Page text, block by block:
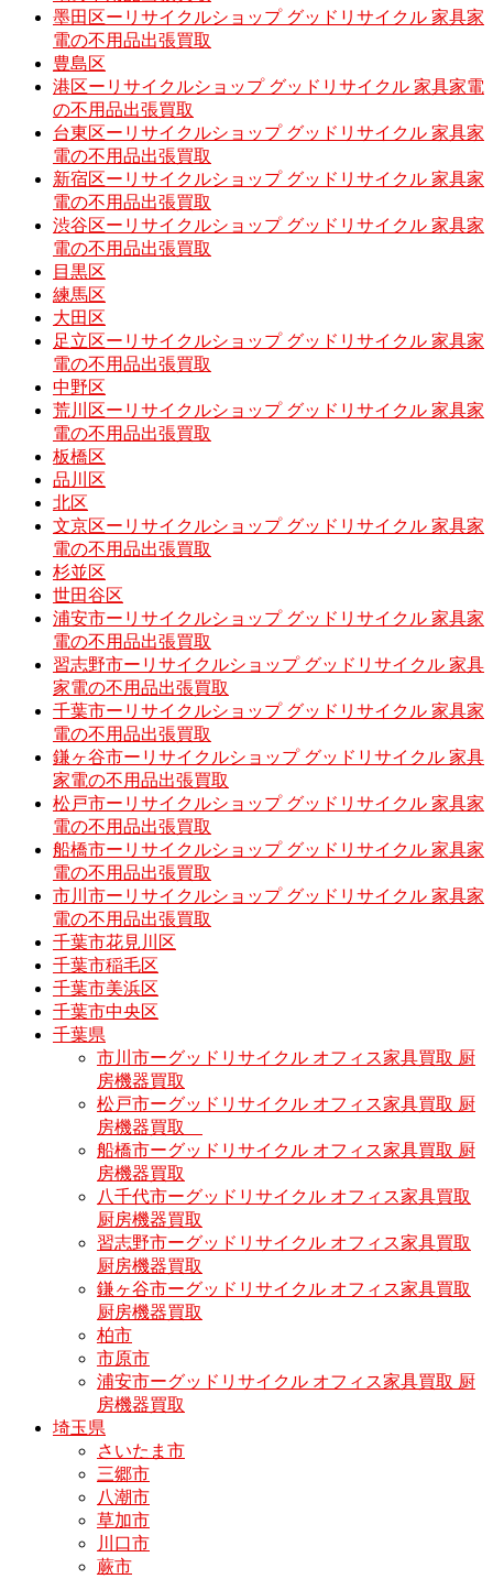
墨田区ーリサイクルショップ グッドリサイクル 家具家
電の不用品出張買取
豊島区
港区ーリサイクルショップ グッドリサイクル 家具家電
の不用品出張買取
台東区ーリサイクルショップ グッドリサイクル 家具家
電の不用品出張買取
新宿区ーリサイクルショップ グッドリサイクル 家具家
電の不用品出張買取
渋谷区ーリサイクルショップ グッドリサイクル 家具家
電の不用品出張買取
目黒区
練馬区
大田区
足立区ーリサイクルショップ グッドリサイクル 家具家
電の不用品出張買取
中野区
荒川区ーリサイクルショップ グッドリサイクル 家具家
電の不用品出張買取
板橋区
品川区
北区
文京区ーリサイクルショップ グッドリサイクル 家具家
電の不用品出張買取
杉並区
世田谷区
浦安市ーリサイクルショップ グッドリサイクル 家具家
電の不用品出張買取
習志野市ーリサイクルショップ グッドリサイクル 家具
家電の不用品出張買取
千葉市ーリサイクルショップ グッドリサイクル 家具家
電の不用品出張買取
鎌ヶ谷市ーリサイクルショップ グッドリサイクル 家具
家電の不用品出張買取
松戸市ーリサイクルショップ グッドリサイクル 家具家
電の不用品出張買取
船橋市ーリサイクルショップ グッドリサイクル 家具家
電の不用品出張買取
市川市ーリサイクルショップ グッドリサイクル 家具家
電の不用品出張買取
千葉市花見川区
千葉市稲毛区
千葉市美浜区
千葉市中央区
千葉県
市川市ーグッドリサイクル オフィス家具買取 厨
房機器買取
松戸市ーグッドリサイクル オフィス家具買取 厨
房機器買取
船橋市ーグッドリサイクル オフィス家具買取 厨
房機器買取
八千代市ーグッドリサイクル オフィス家具買取
厨房機器買取
習志野市ーグッドリサイクル オフィス家具買取
厨房機器買取
鎌ヶ谷市ーグッドリサイクル オフィス家具買取
厨房機器買取
柏市
市原市
浦安市ーグッドリサイクル オフィス家具買取 厨
房機器買取
埼玉県
さいたま市
三郷市
八潮市
草加市
川口市
蕨市